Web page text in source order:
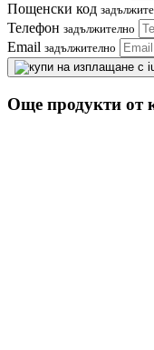
Пощенски код
Телефон задължително
Email задължително
Още продукти от